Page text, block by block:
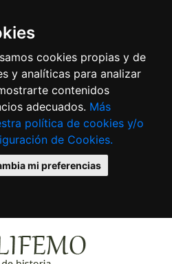
cookies propias y de
y analíticas para analizar
contenidos
adecuados. Más
política de cookies y/o
de Cookies.
mi preferencias